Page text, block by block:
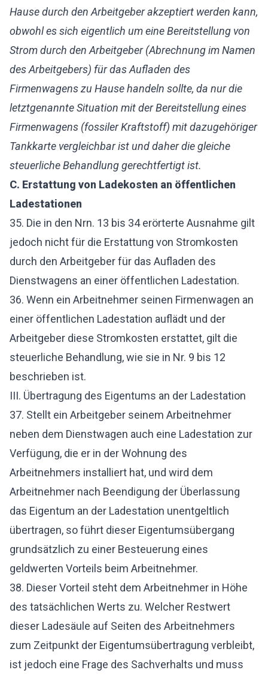
Hause durch den Arbeitgeber akzeptiert werden kann,
obwohl es sich eigentlich um eine Bereitstellung von
Strom durch den Arbeitgeber (Abrechnung im Namen
des Arbeitgebers) für das Aufladen des
Firmenwagens zu Hause handeln sollte, da nur die
letztgenannte Situation mit der Bereitstellung eines
Firmenwagens (fossiler Kraftstoff) mit dazugehöriger
Tankkarte vergleichbar ist und daher die gleiche
steuerliche Behandlung gerechtfertigt ist.
C. Erstattung von Ladekosten an öffentlichen
Ladestationen
35. Die in den Nrn. 13 bis 34 erörterte Ausnahme gilt
jedoch nicht für die Erstattung von Stromkosten
durch den Arbeitgeber für das Aufladen des
Dienstwagens an einer öffentlichen Ladestation.
36. Wenn ein Arbeitnehmer seinen Firmenwagen an
einer öffentlichen Ladestation auflädt und der
Arbeitgeber diese Stromkosten erstattet, gilt die
steuerliche Behandlung, wie sie in Nr. 9 bis 12
beschrieben ist.
III. Übertragung des Eigentums an der Ladestation
37. Stellt ein Arbeitgeber seinem Arbeitnehmer
neben dem Dienstwagen auch eine Ladestation zur
Verfügung, die er in der Wohnung des
Arbeitnehmers installiert hat, und wird dem
Arbeitnehmer nach Beendigung der Überlassung
das Eigentum an der Ladestation unentgeltlich
übertragen, so führt dieser Eigentumsübergang
grundsätzlich zu einer Besteuerung eines
geldwerten Vorteils beim Arbeitnehmer.
38. Dieser Vorteil steht dem Arbeitnehmer in Höhe
des tatsächlichen Werts zu. Welcher Restwert
dieser Ladesäule auf Seiten des Arbeitnehmers
zum Zeitpunkt der Eigentumsübertragung verbleibt,
ist jedoch eine Frage des Sachverhalts und muss